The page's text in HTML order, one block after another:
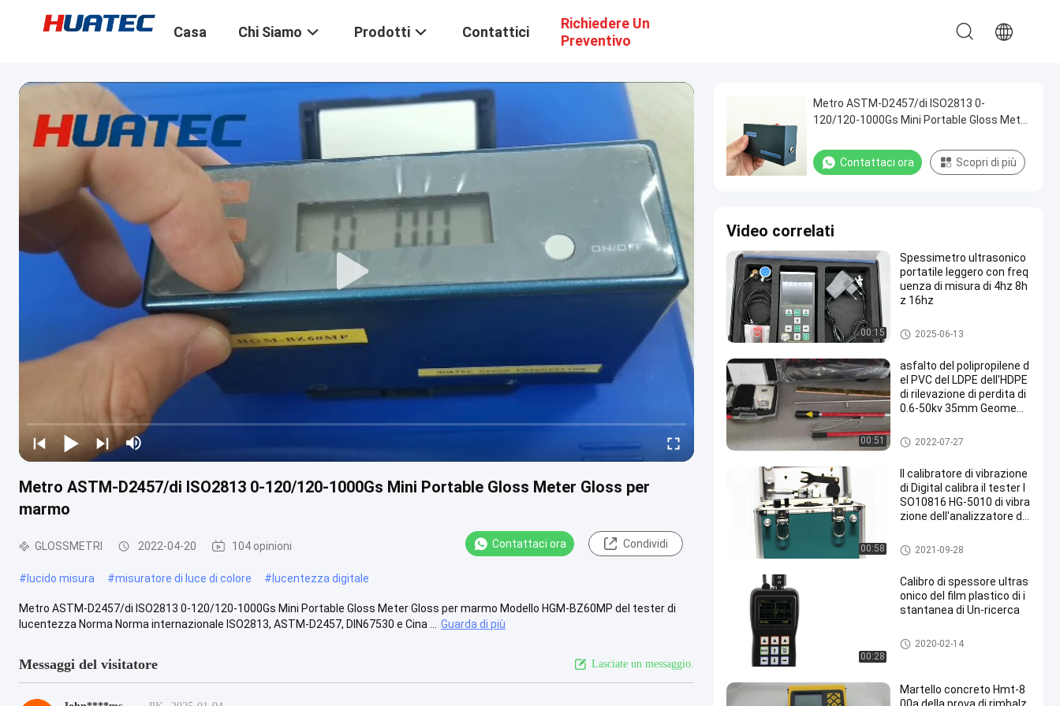
Casa Chi Siamo Prodotti Contattici
Richiedere Un
Preventivo
Metro ASTM-D2457/di ISO2813 0-120/120-1000Gs Mini Portable Gloss Meter Gloss per
marmo
GLOSSMETRI 2022-04-20 104 opinioni Contattaci ora Condividi
#lucido misura #misuratore di luce di colore #lucentezza digitale
Metro ASTM-D2457/di ISO2813 0-120/120-1000Gs Mini Portable Gloss Meter Gloss per marmo Modello HGM-BZ60MP del tester di
lucentezza Norma Norma internazionale ISO2813, ASTM-D2457, DIN67530 e Cina ...
Guarda di più
Messaggi del visitatore Lasciate un messaggio.
Metro ASTM-D2457/di ISO2813 0-
120/120-1000Gs Mini Portable Gloss Meter
Contattaci ora Scopri di più
Video correlati
00:15
Spessimetro ultrasonico
portatile leggero con freq
uenza di misura di 4hz 8h
z 16hz
Calibro di spessore ultrasonic
o
2025-06-13
00:51
asfalto del polipropilene d
el PVC del LDPE dell'HDPE
di rilevazione di perdita di
0.6-50kv 35mm Geomem
Holiday Detector
2022-07-27
00:58
Il calibratore di vibrazione
di Digital calibra il tester I
SO10816 HG-5010 di vibra
zione dell'analizzatore di
Misuratore di vibrazioni
2021-09-28
00:28
Calibro di spessore ultras
onico del film plastico di i
stantanea di Un-ricerca
Calibro di spessore ultrasonic
o
2020-02-14
Martello concreto Hmt-8